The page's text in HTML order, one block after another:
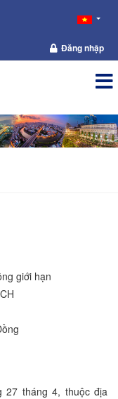
Đăng nhập
giới hạn
27 tháng 4, thuộc địa